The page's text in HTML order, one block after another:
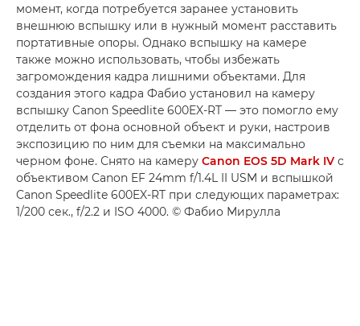
момент, когда потребуется заранее установить
внешнюю вспышку или в нужный момент расставить
портативные опоры. Однако вспышку на камере
также можно использовать, чтобы избежать
загромождения кадра лишними объектами. Для
создания этого кадра Фабио установил на камеру
вспышку Canon Speedlite 600EX-RT — это помогло ему
отделить от фона основной объект и руки, настроив
экспозицию по ним для съемки на максимально
черном фоне. Снято на камеру Canon EOS 5D Mark IV с
объективом Canon EF 24mm f/1.4L II USM и вспышкой
Canon Speedlite 600EX-RT при следующих параметрах:
1/200 сек., f/2.2 и ISO 4000. © Фабио Мирулла